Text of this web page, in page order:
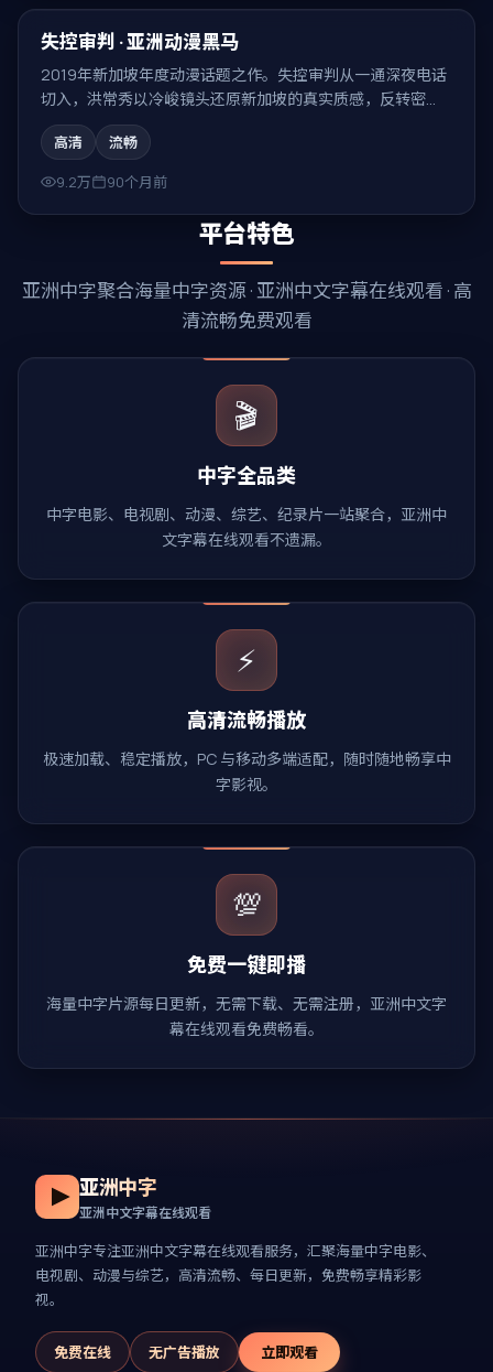
热门
失控审判 · 亚洲动漫黑马
2019年新加坡年度动漫话题之作。失控审判从一通深夜电话
切入，洪常秀以冷峻镜头还原新加坡的真实质感，反转密
集、回味无穷。
高清
流畅
9.2万
90个月前
平台特色
亚洲中字聚合海量中字资源 · 亚洲中文字幕在线观看 · 高
清流畅免费观看
🎬
中字全品类
中字电影、电视剧、动漫、综艺、纪录片一站聚合，亚洲中
文字幕在线观看不遗漏。
⚡
高清流畅播放
极速加载、稳定播放，PC 与移动多端适配，随时随地畅享中
字影视。
💯
免费一键即播
海量中字片源每日更新，无需下载、无需注册，亚洲中文字
幕在线观看免费畅看。
亚洲中字
亚洲中文字幕在线观看
亚洲中字专注亚洲中文字幕在线观看服务，汇聚海量中字电影、
电视剧、动漫与综艺，高清流畅、每日更新，免费畅享精彩影
视。
免费在线 无广告播放 立即观看